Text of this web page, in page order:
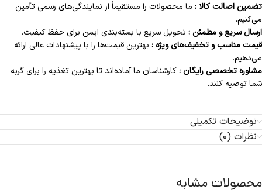
تضمین اصالت کالا : ما محصولات را مستقیماً از نمایندگی‌های رسمی تأمین
می‌کنیم.
ارسال سریع و مطمئن :تحویل سریع با بسته‌بندی ایمن برای حفظ کیفیت.
قیمت مناسب و تخفیف‌های ویژه : بهترین قیمت‌ها را با پیشنهادات عالی ارائه
می‌دهیم.
مشاوره تخصصی رایگان :کارشناسان ما آماده‌اند تا بهترین تغذیه را برای گربه
شما توصیه کنند.
توضیحات تکمیلی
نظرات (0)
محصولات مشابه